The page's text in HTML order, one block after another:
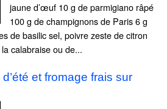
jaune d’œuf 10 g de parmigiano râpé
100 g de champignons de Paris 6 g
de basilic sel, poivre zeste de citron
calabraise ou de...
et fromage frais sur